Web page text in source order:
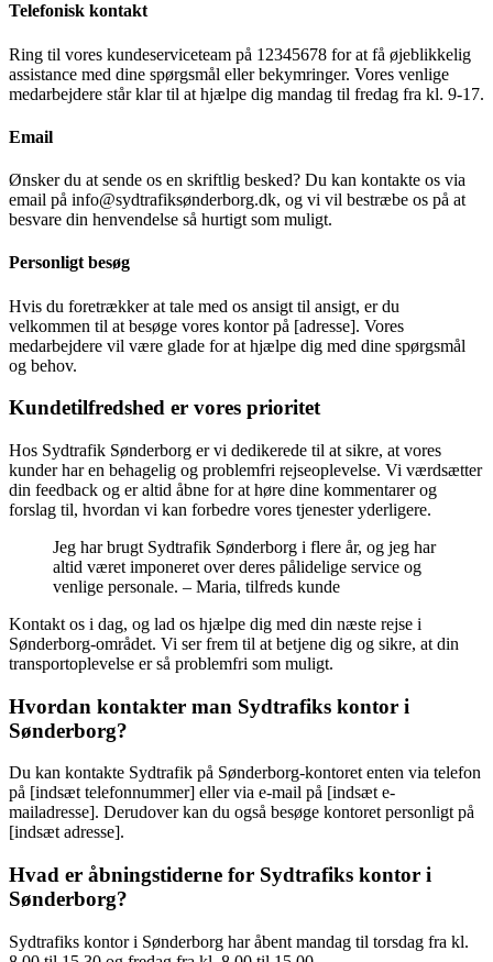
Telefonisk kontakt
Ring til vores kundeserviceteam på 12345678 for at få øjeblikkelig
assistance med dine spørgsmål eller bekymringer. Vores venlige
medarbejdere står klar til at hjælpe dig mandag til fredag fra kl. 9-17.
Email
Ønsker du at sende os en skriftlig besked? Du kan kontakte os via
email på info@sydtrafiksønderborg.dk, og vi vil bestræbe os på at
besvare din henvendelse så hurtigt som muligt.
Personligt besøg
Hvis du foretrækker at tale med os ansigt til ansigt, er du
velkommen til at besøge vores kontor på [adresse]. Vores
medarbejdere vil være glade for at hjælpe dig med dine spørgsmål
og behov.
Kundetilfredshed er vores prioritet
Hos Sydtrafik Sønderborg er vi dedikerede til at sikre, at vores
kunder har en behagelig og problemfri rejseoplevelse. Vi værdsætter
din feedback og er altid åbne for at høre dine kommentarer og
forslag til, hvordan vi kan forbedre vores tjenester yderligere.
Jeg har brugt Sydtrafik Sønderborg i flere år, og jeg har
altid været imponeret over deres pålidelige service og
venlige personale. – Maria, tilfreds kunde
Kontakt os i dag, og lad os hjælpe dig med din næste rejse i
Sønderborg-området. Vi ser frem til at betjene dig og sikre, at din
transportoplevelse er så problemfri som muligt.
Hvordan kontakter man Sydtrafiks kontor i
Sønderborg?
Du kan kontakte Sydtrafik på Sønderborg-kontoret enten via telefon
på [indsæt telefonnummer] eller via e-mail på [indsæt e-
mailadresse]. Derudover kan du også besøge kontoret personligt på
[indsæt adresse].
Hvad er åbningstiderne for Sydtrafiks kontor i
Sønderborg?
Sydtrafiks kontor i Sønderborg har åbent mandag til torsdag fra kl.